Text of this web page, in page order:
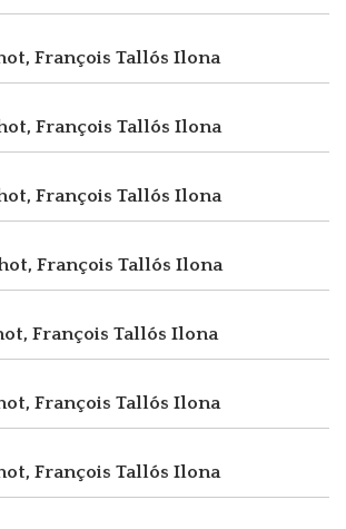
François Tallós Ilona
François Tallós Ilona
François Tallós Ilona
François Tallós Ilona
François Tallós Ilona
François Tallós Ilona
François Tallós Ilona